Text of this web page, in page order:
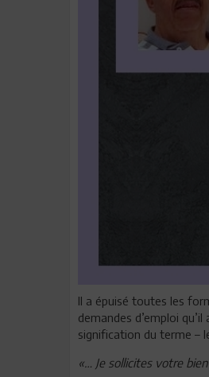
Il a épuisé toutes les
demandes d’emploi
signification du terme –
«… Je sollicites votre